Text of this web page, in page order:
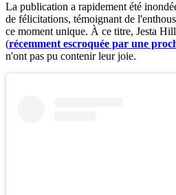
La publication a rapidement été
de félicitations, témoignant de
ce moment unique. À ce titre, Jesta
(récemment escroquée par une
n'ont pas pu contenir leur joie.